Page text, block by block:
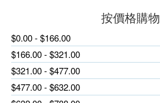
按價格購物
$0.00 - $166.00
$166.00 - $321.00
$321.00 - $477.00
$477.00 - $632.00